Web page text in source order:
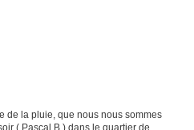
de la pluie, que nous nous sommes
( Pascal B.) dans le quartier de